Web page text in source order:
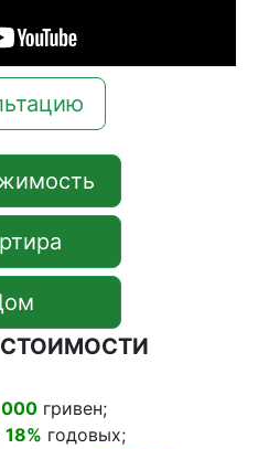
СТОИМОСТИ
гривен;
18% годовых;